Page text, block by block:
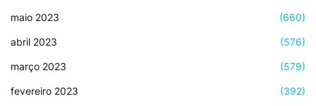
maio 2023 (660)
abril 2023 (576)
março 2023 (579)
fevereiro 2023 (392)